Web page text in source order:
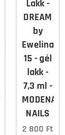
Lakk -
DREAM
by
Ewelina
15 - gél
lakk -
7,3 ml -
MODENA
NAILS
2 800 Ft